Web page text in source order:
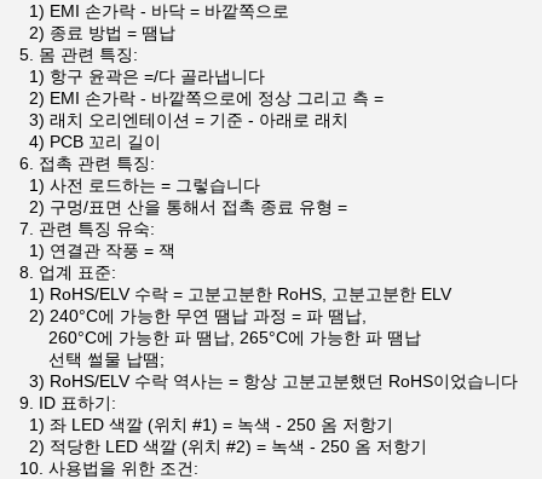
1) EMI 손가락 - 바닥 = 바깥쪽으로
2) 종료 방법 = 땜납
5. 몸 관련 특징:
1) 항구 윤곽은 =/다 골라냅니다
2) EMI 손가락 - 바깥쪽으로에 정상 그리고 측 =
3) 래치 오리엔테이션 = 기준 - 아래로 래치
4) PCB 꼬리 길이
6. 접촉 관련 특징:
1) 사전 로드하는 = 그렇습니다
2) 구멍/표면 산을 통해서 접촉 종료 유형 =
7. 관련 특징 유숙:
1) 연결관 작풍 = 잭
8. 업계 표준:
1) RoHS/ELV 수락 = 고분고분한 RoHS, 고분고분한 ELV
2) 240°C에 가능한 무연 땜납 과정 = 파 땜납,
260°C에 가능한 파 땜납, 265°C에 가능한 파 땜납
선택 썰물 납땜;
3) RoHS/ELV 수락 역사는 = 항상 고분고분했던 RoHS이었습니다
9. ID 표하기:
1) 좌 LED 색깔 (위치 #1) = 녹색 - 250 옴 저항기
2) 적당한 LED 색깔 (위치 #2) = 녹색 - 250 옴 저항기
10. 사용법을 위한 조건: